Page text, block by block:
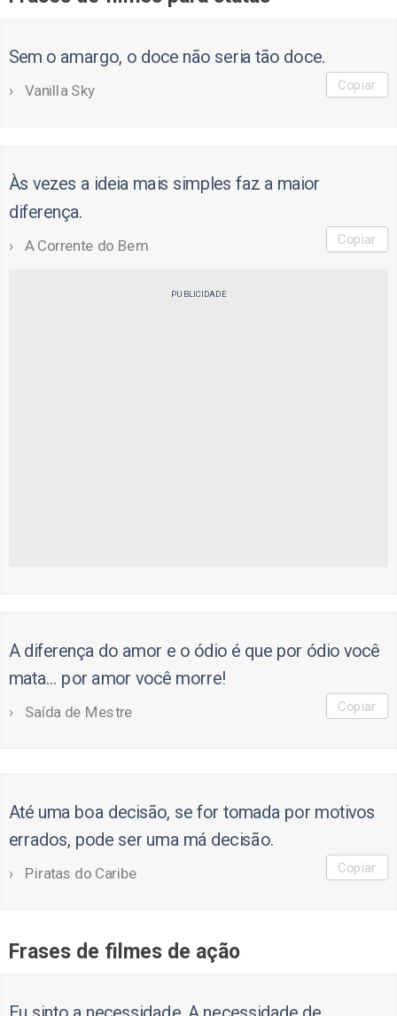
Sem o amargo, o doce não seria tão doce.
Vanilla Sky Copiar
Às vezes a ideia mais simples faz a maior
diferença.
A Corrente do Bem Copiar
PUBLICIDADE
A diferença do amor e o ódio é que por ódio você
mata… por amor você morre!
Saída de Mestre Copiar
Até uma boa decisão, se for tomada por motivos
errados, pode ser uma má decisão.
Piratas do Caribe Copiar
Frases de filmes de ação